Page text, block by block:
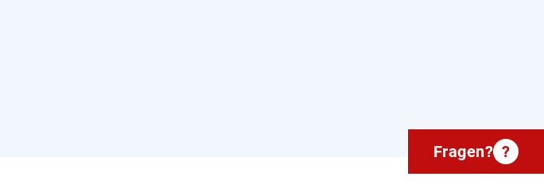
Fragen? ?